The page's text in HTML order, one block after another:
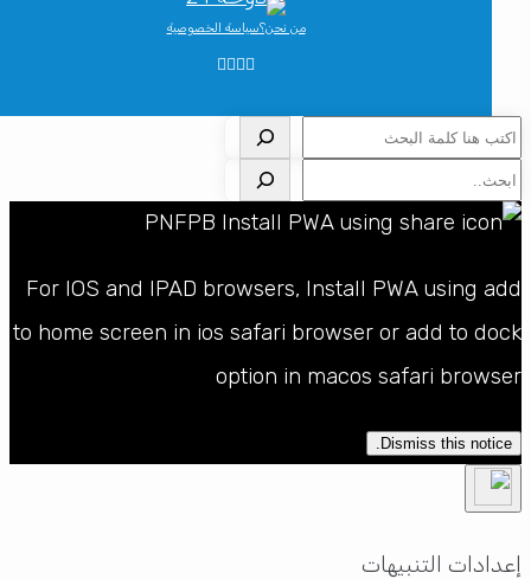
من نحن؟سياسة الخصوصية
For IOS and IPAD browsers, Install PWA using
to home screen in ios safari browser or add to
option in macos safari
Dismiss this notice.
التنبيهات